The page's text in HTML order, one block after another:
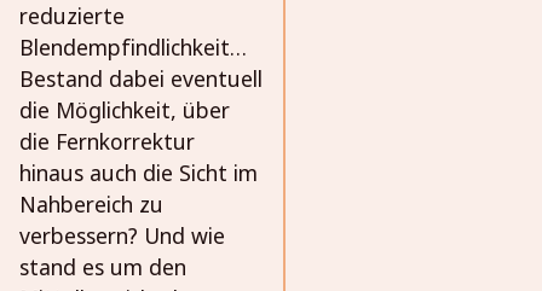
reduzierte
Blendempfindlichkeit…
Bestand dabei eventuell
die Möglichkeit, über
die Fernkorrektur
hinaus auch die Sicht im
Nahbereich zu
verbessern? Und wie
stand es um den